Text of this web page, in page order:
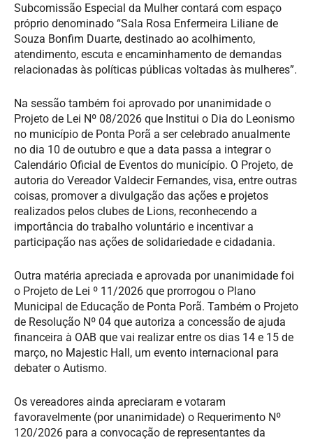
Subcomissão Especial da Mulher contará com espaço
próprio denominado “Sala Rosa Enfermeira Liliane de
Souza Bonfim Duarte, destinado ao acolhimento,
atendimento, escuta e encaminhamento de demandas
relacionadas às políticas públicas voltadas às mulheres”.
Na sessão também foi aprovado por unanimidade o
Projeto de Lei Nº 08/2026 que Institui o Dia do Leonismo
no município de Ponta Porã a ser celebrado anualmente
no dia 10 de outubro e que a data passa a integrar o
Calendário Oficial de Eventos do município. O Projeto, de
autoria do Vereador Valdecir Fernandes, visa, entre outras
coisas, promover a divulgação das ações e projetos
realizados pelos clubes de Lions, reconhecendo a
importância do trabalho voluntário e incentivar a
participação nas ações de solidariedade e cidadania.
Outra matéria apreciada e aprovada por unanimidade foi
o Projeto de Lei º 11/2026 que prorrogou o Plano
Municipal de Educação de Ponta Porã. Também o Projeto
de Resolução Nº 04 que autoriza a concessão de ajuda
financeira à OAB que vai realizar entre os dias 14 e 15 de
março, no Majestic Hall, um evento internacional para
debater o Autismo.
Os vereadores ainda apreciaram e votaram
favoravelmente (por unanimidade) o Requerimento Nº
120/2026 para a convocação de representantes da